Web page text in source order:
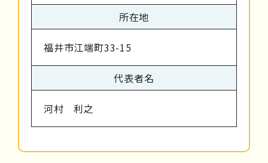
所在地
福井市江端町33-15
代表者名
河村 利之